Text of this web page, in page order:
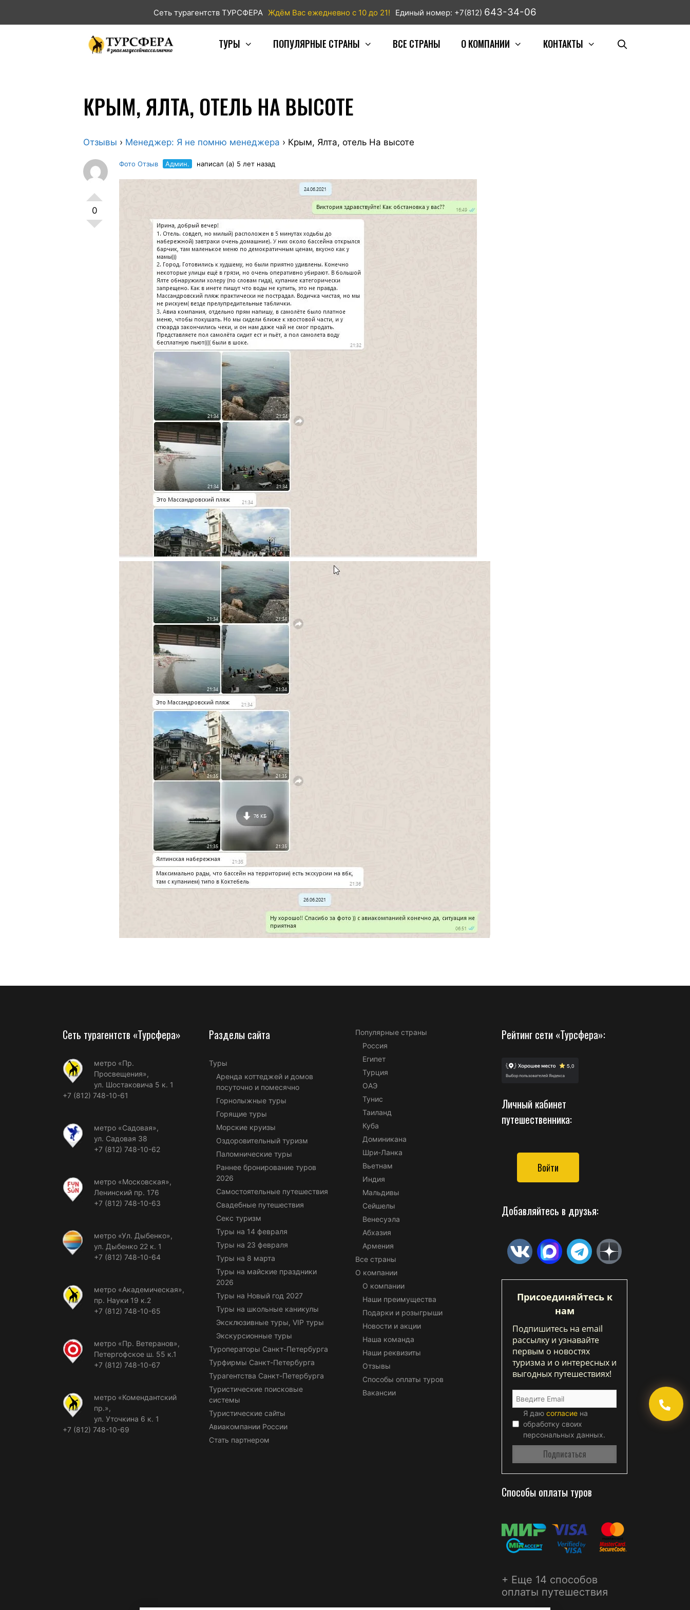
Сеть турагентств ТУРСФЕРА Ждём Вас ежедневно с 10 до 21! Единый номер: +7(812) 643-34-06
ТУРЫ ПОПУЛЯРНЫЕ СТРАНЫ ВСЕ СТРАНЫ О КОМПАНИИ КОНТАКТЫ
КРЫМ, ЯЛТА, ОТЕЛЬ НА ВЫСОТЕ
Отзывы › Менеджер: Я не помню менеджера › Крым, Ялта, отель На высоте
0
Фото Отзыв Админ. написал (а) 5 лет назад
Сеть турагентств «Турсфера»
метро «Пр.
Просвещения»,
ул. Шостаковича 5 к. 1
+7 (812) 748-10-61
метро «Садовая»,
ул. Садовая 38
+7 (812) 748-10-62
метро «Московская»,
Ленинский пр. 176
+7 (812) 748-10-63
метро «Ул. Дыбенко»,
ул. Дыбенко 22 к. 1
+7 (812) 748-10-64
метро «Академическая»,
пр. Науки 19 к.2
+7 (812) 748-10-65
метро «Пр. Ветеранов»,
Петергофское ш. 55 к.1
+7 (812) 748-10-67
метро «Комендантский
пр.»,
ул. Уточкина 6 к. 1
+7 (812) 748-10-69
Разделы сайта
Туры
Аренда коттеджей и домов
посуточно и помесячно
Горнолыжные туры
Горящие туры
Морские круизы
Оздоровительный туризм
Паломнические туры
Раннее бронирование туров
2026
Самостоятельные путешествия
Свадебные путешествия
Секс туризм
Туры на 14 февраля
Туры на 23 февраля
Туры на 8 марта
Туры на майские праздники
2026
Туры на Новый год 2027
Туры на школьные каникулы
Эксклюзивные туры, VIP туры
Экскурсионные туры
Туроператоры Санкт-Петербурга
Турфирмы Санкт-Петербурга
Турагентства Санкт-Петербурга
Туристические поисковые
системы
Туристические сайты
Авиакомпании России
Стать партнером
Популярные страны
Россия
Египет
Турция
ОАЭ
Тунис
Таиланд
Куба
Доминикана
Шри-Ланка
Вьетнам
Индия
Мальдивы
Сейшелы
Венесуэла
Абхазия
Армения
Все страны
О компании
О компании
Наши преимущества
Подарки и розыгрыши
Новости и акции
Наша команда
Наши реквизиты
Отзывы
Способы оплаты туров
Вакансии
Рейтинг сети «Турсфера»:
Личный кабинет
путешественника:
Войти
Добавляйтесь в друзья:
Присоединяйтесь к
нам
Подпишитесь на email
рассылку и узнавайте
первым о новостях
туризма и о интересных и
выгодных путешествиях!
Я даю согласие на
обработку своих
персональных данных.
Способы оплаты туров
+ Еще 14 способов
оплаты путешествия